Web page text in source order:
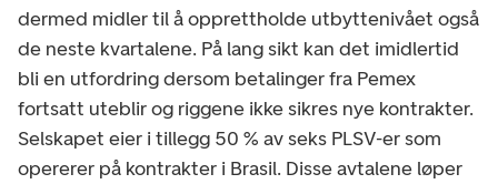
dermed midler til å opprettholde utbyttenivået også
de neste kvartalene. På lang sikt kan det imidlertid
bli en utfordring dersom betalinger fra Pemex
fortsatt uteblir og riggene ikke sikres nye kontrakter.
Selskapet eier i tillegg 50 % av seks PLSV-er som
opererer på kontrakter i Brasil. Disse avtalene løper